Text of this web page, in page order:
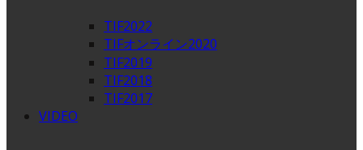
TIF2022
TIFオンライン2020
TIF2019
TIF2018
TIF2017
VIDEO